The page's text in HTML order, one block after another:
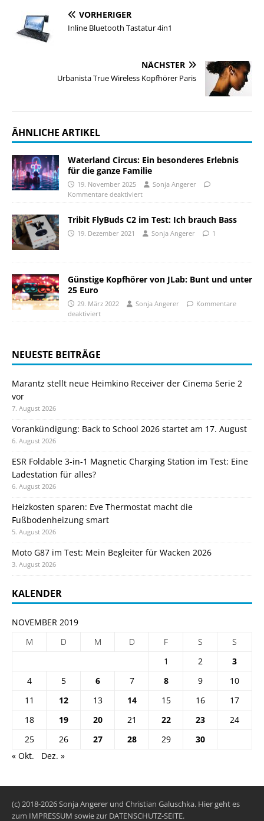
VORHERIGER
Inline Bluetooth Tastatur 4in1
NÄCHSTER
Urbanista True Wireless Kopfhörer Paris
ÄHNLICHE ARTIKEL
Waterland Circus: Ein besonderes Erlebnis
für die ganze Familie
19. November 2025
Sonja Angerer
Kommentare deaktiviert
Tribit FlyBuds C2 im Test: Ich brauch Bass
19. Dezember 2021 Sonja Angerer 1
Günstige Kopfhörer von JLab: Bunt und unter
25 Euro
29. März 2022 Sonja Angerer
Kommentare
deaktiviert
NEUESTE BEITRÄGE
Marantz stellt neue Heimkino Receiver der Cinema Serie 2
vor
7. August 2026
Vorankündigung: Back to School 2026 startet am 17. August
6. August 2026
ESR Foldable 3-in-1 Magnetic Charging Station im Test: Eine
Ladestation für alles?
6. August 2026
Heizkosten sparen: Eve Thermostat macht die
Fußbodenheizung smart
5. August 2026
Moto G87 im Test: Mein Begleiter für Wacken 2026
3. August 2026
KALENDER
NOVEMBER 2019
M
D M D F S
S
1
2
3
4
5 6 7 8 9
10
11
12 13 14 15 16
17
18
19 20 21 22 23
24
25
26 27 28 29
30
« Okt.
Dez. »
(c) 2018-2026 Sonja Angerer und Christian Galuschka. Hier geht es
zum IMPRESSUM sowie zur DATENSCHUTZ-SEITE.